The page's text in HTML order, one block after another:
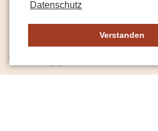
Datenschutz
Verstanden
Mo.–Fr.: 09:00–17:00
Tel.: